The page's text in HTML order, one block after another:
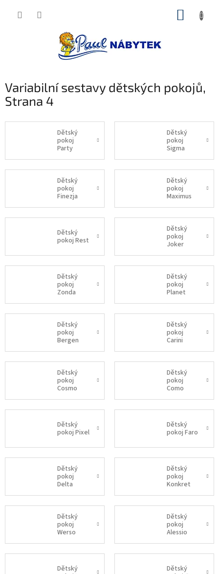
Variabilní sestavy dětských pokojů,
Strana 4
Dětský
pokoj
Party
Dětský
pokoj
Sigma
Dětský
pokoj
Finezja
Dětský
pokoj
Maximus
Dětský
pokoj Rest
Dětský
pokoj
Joker
Dětský
pokoj
Zonda
Dětský
pokoj
Planet
Dětský
pokoj
Bergen
Dětský
pokoj
Carini
Dětský
pokoj
Cosmo
Dětský
pokoj
Como
Dětský
pokoj Pixel
Dětský
pokoj Faro
Dětský
pokoj
Delta
Dětský
pokoj
Konkret
Dětský
pokoj
Werso
Dětský
pokoj
Alessio
Dětský
Dětský